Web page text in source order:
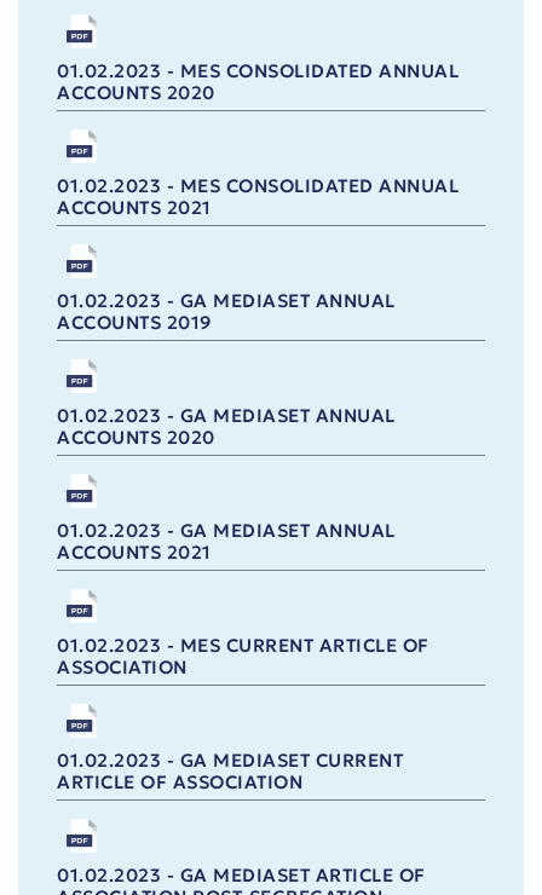
01.02.2023 - MES CONSOLIDATED ANNUAL
ACCOUNTS 2020
01.02.2023 - MES CONSOLIDATED ANNUAL
ACCOUNTS 2021
01.02.2023 - GA MEDIASET ANNUAL
ACCOUNTS 2019
01.02.2023 - GA MEDIASET ANNUAL
ACCOUNTS 2020
01.02.2023 - GA MEDIASET ANNUAL
ACCOUNTS 2021
01.02.2023 - MES CURRENT ARTICLE OF
ASSOCIATION
01.02.2023 - GA MEDIASET CURRENT
ARTICLE OF ASSOCIATION
01.02.2023 - GA MEDIASET ARTICLE OF